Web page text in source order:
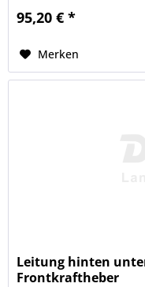
95,20 € *
Merken
Leitung hinten
Frontkraftheber